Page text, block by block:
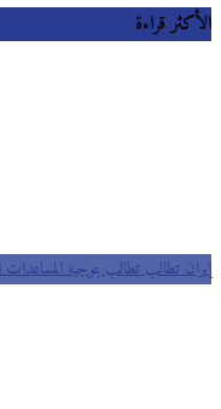
الأكثر قراءة
إيران تطالب تطالب بتوجيه المساعدات